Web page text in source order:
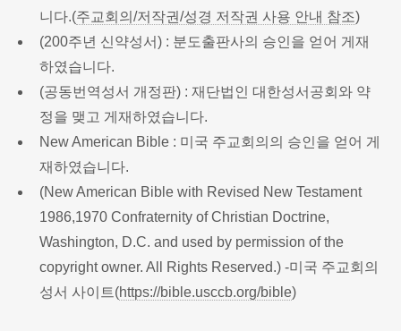
니다.(주교회의/저작권/성경 저작권 사용 안내 참조)
(200주년 신약성서) : 분도출판사의 승인을 얻어 게재
하였습니다.
(공동번역성서 개정판) : 재단법인 대한성서공회와 약
정을 맺고 게재하였습니다.
New American Bible : 미국 주교회의의 승인을 얻어 게
재하였습니다.
(New American Bible with Revised New Testament
1986,1970 Confraternity of Christian Doctrine,
Washington, D.C. and used by permission of the
copyright owner. All Rights Reserved.) -미국 주교회의
성서 사이트(https://bible.usccb.org/bible)